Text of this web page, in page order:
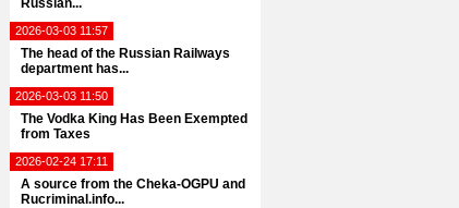
Russian...
2026-03-03 11:57
The head of the Russian Railways
department has...
2026-03-03 11:50
The Vodka King Has Been Exempted
from Taxes
2026-02-24 17:11
A source from the Cheka-OGPU and
Rucriminal.info...